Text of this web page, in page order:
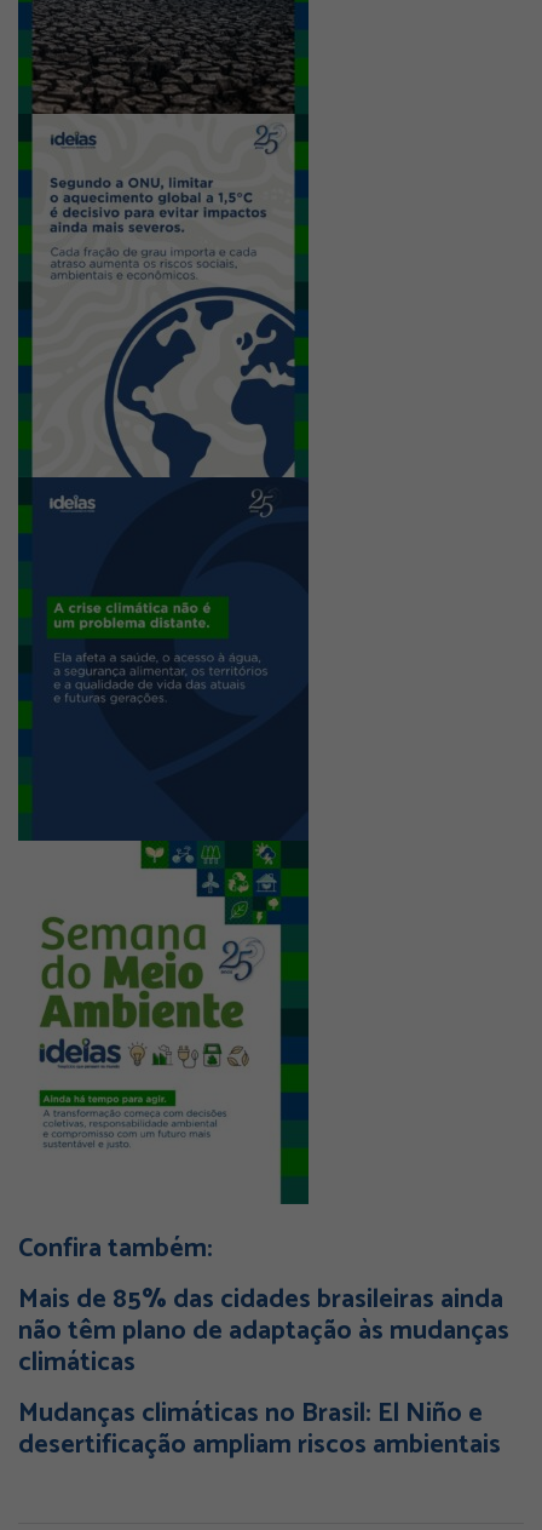
Confira também:
Mais de 85% das cidades brasileiras ainda
não têm plano de adaptação às mudanças
climáticas
Mudanças climáticas no Brasil: El Niño e
desertificação ampliam riscos ambientais